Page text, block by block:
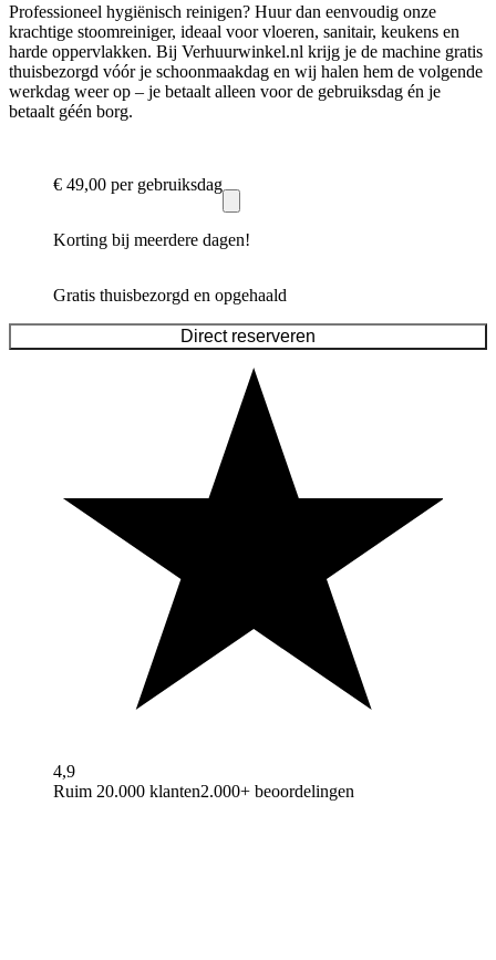
Professioneel hygiënisch reinigen? Huur dan eenvoudig onze
krachtige stoomreiniger, ideaal voor vloeren, sanitair, keukens en
harde oppervlakken. Bij Verhuurwinkel.nl krijg je de machine gratis
thuisbezorgd vóór je schoonmaakdag en wij halen hem de volgende
werkdag weer op – je betaalt alleen voor de gebruiksdag én je
betaalt géén borg.
€ 49,00 per gebruiksdag
Korting bij meerdere dagen!
Gratis thuisbezorgd en opgehaald
Direct reserveren
4,9
Ruim 20.000 klanten2.000+ beoordelingen